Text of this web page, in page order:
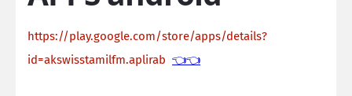
https://play.google.com/store/apps/details?
id=akswisstamilfm.aplirab 👈👈